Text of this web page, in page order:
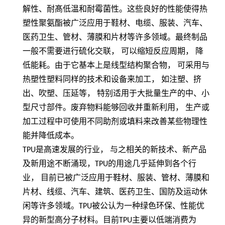
解性、耐髙低温和耐霉菌性。这些良好的性能使得热
塑性聚氨酯被广泛应用于鞋材、电缆、服装、汽车、
医药卫生、管材、薄膜和片材等许多领域。最终制品
一般不需要进行硫化交联，
可以缩短反应周期，
降
低能耗。由于它基本上是线型结构聚合物，
可采用与
热塑性塑料同样的技术和设备来加工，
如注塑、挤
出、吹塑、压延等，
特别适用于大批量生产的中、小
型尺寸部件。废弃物料能够回收并重新利用，
生产或
加工过程中可使用不同助剂或填料来改善某些物理性
能并降低成本。
TPU是高速发展的行业， 与之相关的新技术、新产品
及新用途不断涌现， TPU的用途几乎延伸到各个行
业， 目前已被广泛应用于鞋材、服装、管材、薄膜和
片材、线缆、汽车、建筑、医药卫生、国防及运动休
闲等许多领域。 TPU被公认为一种绿色环保、性能优
异的新型高分子材料。目前TPU主要以低端消费为